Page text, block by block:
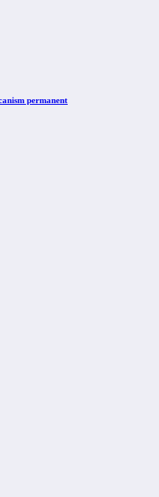
permanent